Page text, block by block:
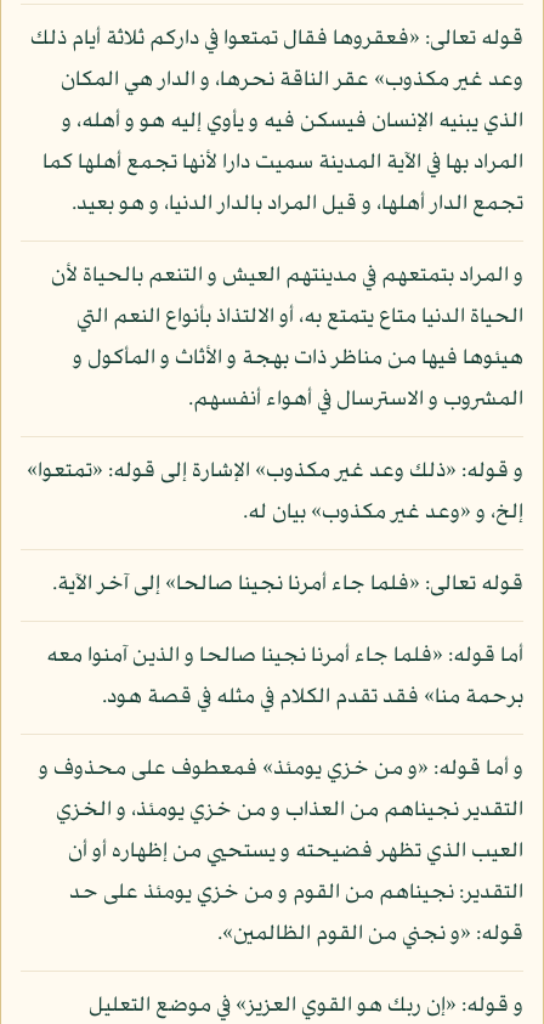
قوله تعالى: «فعقروها فقال تمتعوا في داركم ثلاثة أيام ذلك
وعد غير مكذوب» عقر الناقة نحرها، و الدار هي المكان
الذي يبنيه الإنسان فيسكن فيه و يأوي إليه هو و أهله، و
المراد بها في الآية المدينة سميت دارا لأنها تجمع أهلها كما
تجمع الدار أهلها، و قيل المراد بالدار الدنيا، و هو بعيد.
و المراد بتمتعهم في مدينتهم العيش و التنعم بالحياة لأن
الحياة الدنيا متاع يتمتع به، أو الالتذاذ بأنواع النعم التي
هيئوها فيها من مناظر ذات بهجة و الأثاث و المأكول و
المشروب و الاسترسال في أهواء أنفسهم.
و قوله: «ذلك وعد غير مكذوب» الإشارة إلى قوله: «تمتعوا»
إلخ، و «وعد غير مكذوب» بيان له.
قوله تعالى: «فلما جاء أمرنا نجينا صالحا» إلى آخر الآية.
أما قوله: «فلما جاء أمرنا نجينا صالحا و الذين آمنوا معه
برحمة منا» فقد تقدم الكلام في مثله في قصة هود.
و أما قوله: «و من خزي يومئذ» فمعطوف على محذوف و
التقدير نجيناهم من العذاب و من خزي يومئذ، و الخزي
العيب الذي تظهر فضيحته و يستحيي من إظهاره أو أن
التقدير: نجيناهم من القوم و من خزي يومئذ على حد
قوله: «و نجني من القوم الظالمين».
و قوله: «إن ربك هو القوي العزيز» في موضع التعليل